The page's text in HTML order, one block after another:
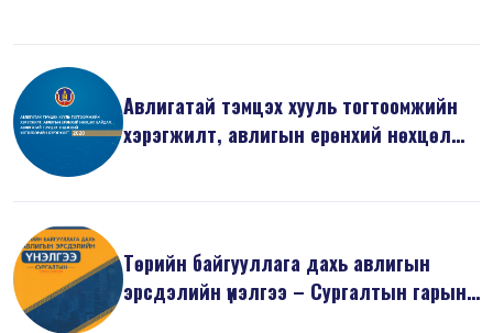
Авлигатай тэмцэх хууль тогтоомжийн
хэрэгжилт, авлигын ерөнхий нөхцөл
Төрийн байгууллага дахь авлигын
эрсдэлийн үнэлгээ – Сургалтын гарын